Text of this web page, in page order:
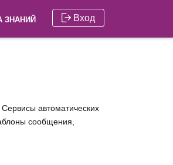
ЗНАНИЙ Вход
автоматических
сообщения,